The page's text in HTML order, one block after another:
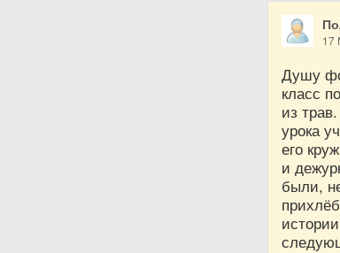
17
Душу
класс
из
урока
его
и
были,